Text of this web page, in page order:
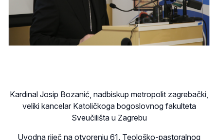
Kardinal Josip Bozanić, nadbiskup metropolit zagrebački,
veliki kancelar Katoličkoga bogoslovnog fakulteta
Sveučilišta u Zagrebu
Uvodna riječ na otvorenju 61. Teološko-pastoralnog